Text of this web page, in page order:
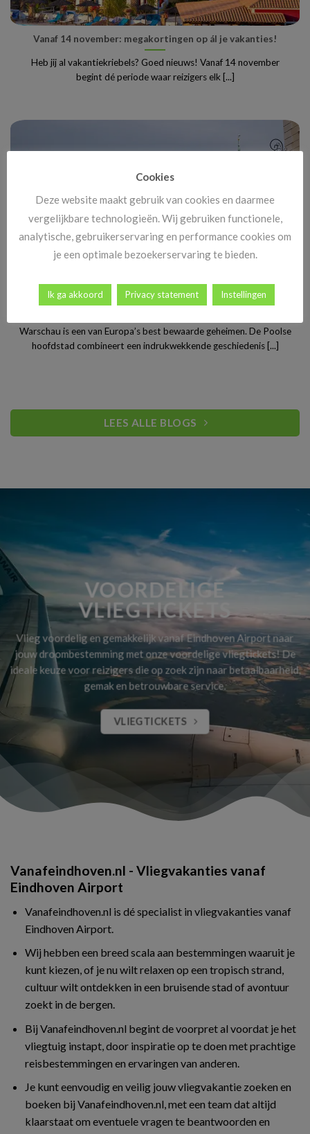
Vanaf 14 november: megakortingen op ál je vakanties!
Heb jij al vakantiekriebels? Goed nieuws! Vanaf 14 november
begint dé periode waar reizigers elk [...]
Stedentrip Warschau: ontdek de verrassende charme van
Polen’s bruisende hoofdstad
Warschau is een van Europa’s best bewaarde geheimen. De Poolse
hoofdstad combineert een indrukwekkende geschiedenis [...]
LEES ALLE BLOGS
VOORDELIGE
VLIEGTICKETS
Vlieg voordelig en gemakkelijk vanaf Eindhoven Airport naar
jouw droombestemming met onze voordelige vliegtickets! De
ideale keuze voor reizigers die op zoek zijn naar betaalbaarheid,
gemak en betrouwbare service.
VLIEGTICKETS
Vanafeindhoven.nl - Vliegvakanties vanaf
Eindhoven Airport
Vanafeindhoven.nl is dé specialist in vliegvakanties vanaf
Eindhoven Airport.
Wij hebben een breed scala aan bestemmingen waaruit je
kunt kiezen, of je nu wilt relaxen op een tropisch strand,
cultuur wilt ontdekken in een bruisende stad of avontuur
zoekt in de bergen.
Bij Vanafeindhoven.nl begint de voorpret al voordat je het
vliegtuig instapt, door inspiratie op te doen met prachtige
reisbestemmingen en ervaringen van anderen.
Je kunt eenvoudig en veilig jouw vliegvakantie zoeken en
boeken bij Vanafeindhoven.nl, met een team dat altijd
klaarstaat om eventuele vragen te beantwoorden en
Cookies
Deze website maakt gebruik van cookies en daarmee
vergelijkbare technologieën. Wij gebruiken functionele,
analytische, gebruikerservaring en performance cookies om
je een optimale bezoekerservaring te bieden.
Ik ga akkoord Privacy statement Instellingen